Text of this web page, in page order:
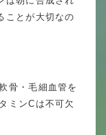
ことが大切なの
骨・毛細血管を
ミンCは不可欠